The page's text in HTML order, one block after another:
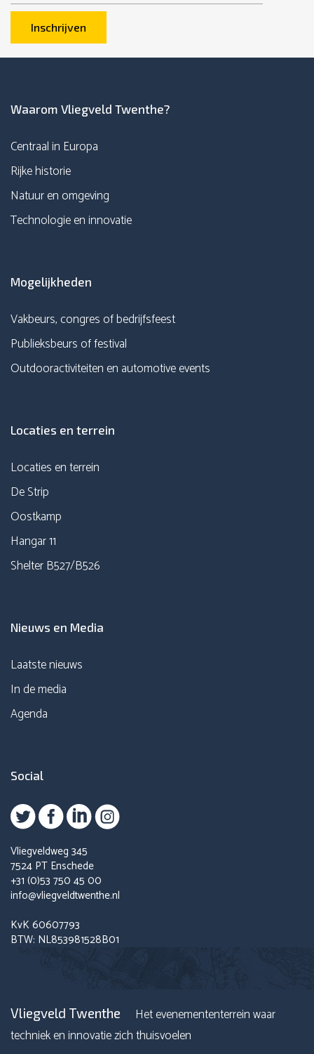
Inschrijven
Waarom Vliegveld Twenthe?
Centraal in Europa
Rijke historie
Natuur en omgeving
Technologie en innovatie
Mogelijkheden
Vakbeurs, congres of bedrijfsfeest
Publieksbeurs of festival
Outdooractiviteiten en automotive events
Locaties en terrein
Locaties en terrein
De Strip
Oostkamp
Hangar 11
Shelter B527/B526
Nieuws en Media
Laatste nieuws
In de media
Agenda
Social
Vliegveldweg 345
7524 PT Enschede
+31 (0)53 750 45 00
info@vliegveldtwenthe.nl
KvK 60607793
BTW: NL853981528B01
Vliegveld Twenthe
Het evenemententerrein waar
techniek en innovatie zich thuisvoelen